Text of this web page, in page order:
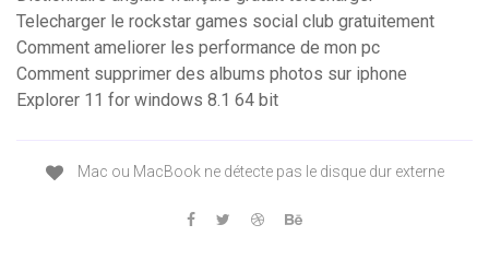
Telecharger le rockstar games social club gratuitement
Comment ameliorer les performance de mon pc
Comment supprimer des albums photos sur iphone
Explorer 11 for windows 8.1 64 bit
Mac ou MacBook ne détecte pas le disque dur externe